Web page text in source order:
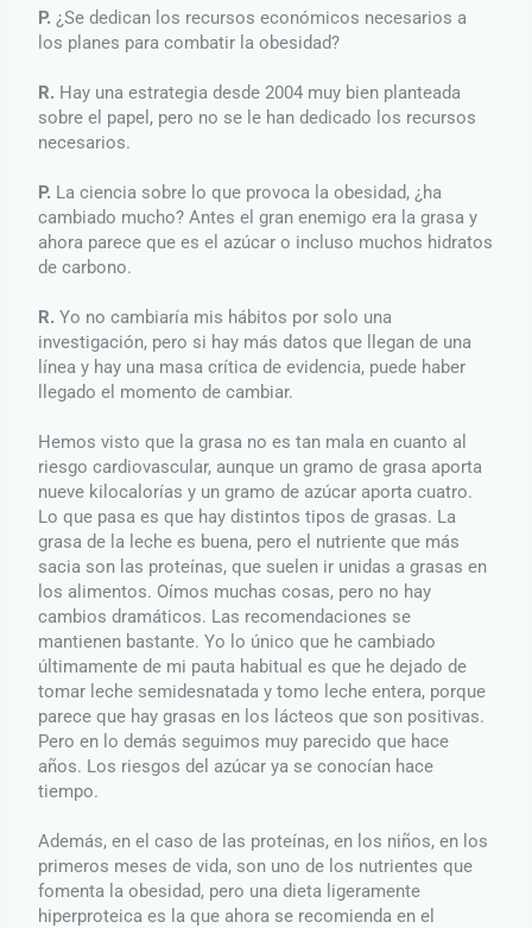
P. ¿Se dedican los recursos económicos necesarios a
los planes para combatir la obesidad?
R. Hay una estrategia desde 2004 muy bien planteada
sobre el papel, pero no se le han dedicado los recursos
necesarios.
P. La ciencia sobre lo que provoca la obesidad, ¿ha
cambiado mucho? Antes el gran enemigo era la grasa y
ahora parece que es el azúcar o incluso muchos hidratos
de carbono.
R. Yo no cambiaría mis hábitos por solo una
investigación, pero si hay más datos que llegan de una
línea y hay una masa crítica de evidencia, puede haber
llegado el momento de cambiar.
Hemos visto que la grasa no es tan mala en cuanto al
riesgo cardiovascular, aunque un gramo de grasa aporta
nueve kilocalorías y un gramo de azúcar aporta cuatro.
Lo que pasa es que hay distintos tipos de grasas. La
grasa de la leche es buena, pero el nutriente que más
sacia son las proteínas, que suelen ir unidas a grasas en
los alimentos. Oímos muchas cosas, pero no hay
cambios dramáticos. Las recomendaciones se
mantienen bastante. Yo lo único que he cambiado
últimamente de mi pauta habitual es que he dejado de
tomar leche semidesnatada y tomo leche entera, porque
parece que hay grasas en los lácteos que son positivas.
Pero en lo demás seguimos muy parecido que hace
años. Los riesgos del azúcar ya se conocían hace
tiempo.
Además, en el caso de las proteínas, en los niños, en los
primeros meses de vida, son uno de los nutrientes que
fomenta la obesidad, pero una dieta ligeramente
hiperproteica es la que ahora se recomienda en el